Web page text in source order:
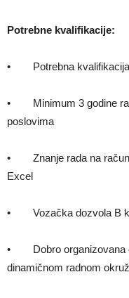
Potrebne kvalifikacije:
• Potrebna kvalifikacija
• Minimum 3 godine
poslovima
• Znanje rada na
Excel
• Vozačka dozvola B
• Dobro organizovana
dinamičnom radnom